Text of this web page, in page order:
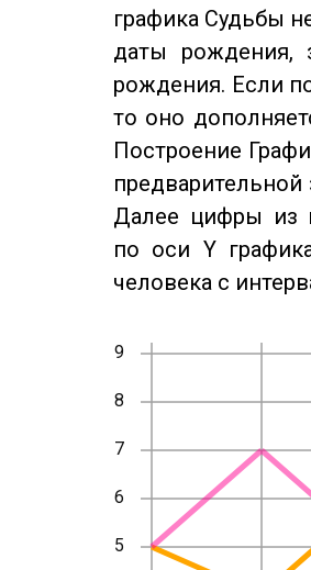
графика Судьбы
даты рождения,
рождения. Если
то оно
Построение
Далее цифры из
по оси Y
человека с